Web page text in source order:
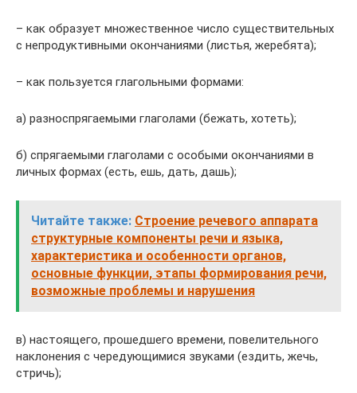
– как образует множественное число существительных
с непродуктивными окончаниями (листья, жеребята);
– как пользуется глагольными формами:
а) разноспрягаемыми глаголами (бежать, хотеть);
б) спрягаемыми глаголами с особыми окончаниями в
личных формах (есть, ешь, дать, дашь);
Читайте также: Строение речевого аппарата
структурные компоненты речи и языка,
характеристика и особенности органов,
основные функции, этапы формирования речи,
возможные проблемы и нарушения
в) настоящего, прошедшего времени, повелительного
наклонения с чередующимися звуками (ездить, жечь,
стричь);